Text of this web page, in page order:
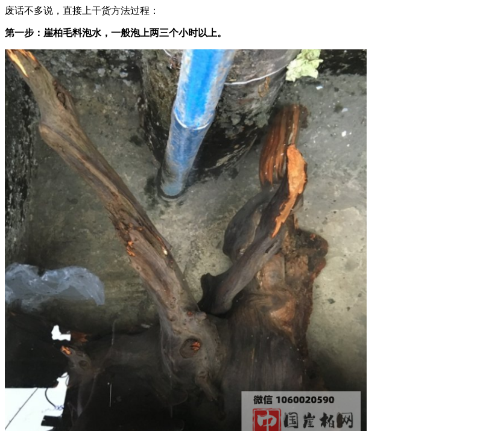
废话不多说，直接上干货方法过程：
第一步：崖柏毛料泡水，一般泡上两三个小时以上。